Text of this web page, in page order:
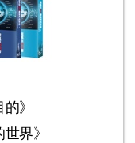
》
界》